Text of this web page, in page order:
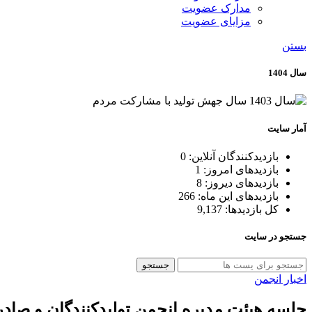
مدارک عضویت
مزایای عضویت
بستن
سال 1404
آمار سایت
بازدیدکنندگان آنلاین: 0
بازدیدهای امروز: 1
بازدیدهای دیروز: 8
بازدیدهای این ماه: 266
کل بازدیدها: 9,137
جستجو در سایت
جستجو
اخبار انجمن